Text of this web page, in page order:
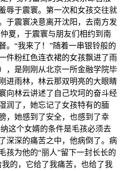
辱于震寰。第一次和女孩交往就
于震寰决意离开沈阳，去南方发
夏，于震寰与朋友们相约到南
。“我来了！”随着一串银铃般的
件粉红色连衣裙的女孩飘进了雨
，是刚刚从北京一所金融学院毕
进雨林，林云那双明亮的大眼睛
向林云讲述了自己坎坷的奋斗经
润了，她忘记了女孩特有的腼
，她感到了安全，也感到了幸
这个女婿的条件是毛孩必须去
深深的痛苦之中，他病倒了。病
孩为他的“丽人”留下一封长长的
的，它给了我痛苦，也给了我